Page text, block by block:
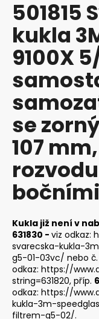
produktu
je
0,0
5
hvězdiček.
501815
kukla
9100X
se
107
Kukla již není v
631830 - viz odkaz:
svarecska-kukla-
g5-01-03vc/ nebo č.
odkaz: https://
string=631820, příp.
odkaz: https://
kukla-3m-
filtrem-g5-02/.
a
j
í
t
?
D
p
o
r
u
č
u
j
e